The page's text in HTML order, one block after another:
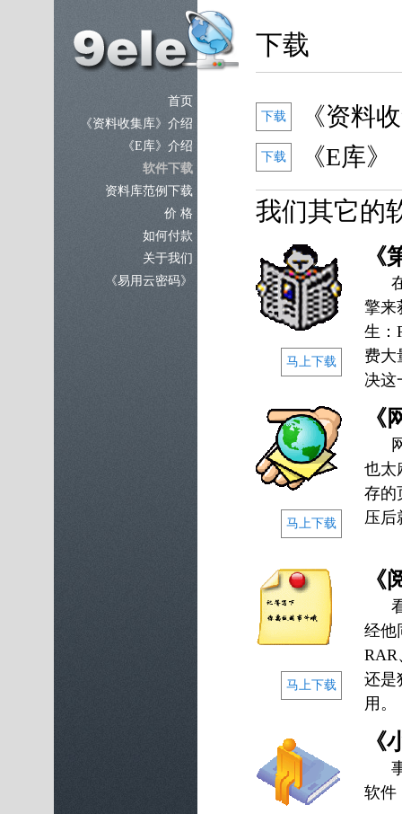
首页
《资料收集库》介绍
《E库》介绍
软件下载
资料库范例下载
价 格
如何付款
关于我们
《易用云密码》
下载
下载 《资料
下载
《E库》
我们其它的
马上下载
《
在
擎来
生：
费大
决这
您
后
马上下载
《
网
也太
存的
压后
马上下载
《
看
经他
RAR
还是
用。
《
事
软件